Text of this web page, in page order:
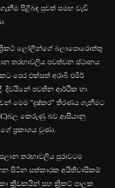
පිළිබඳ පුවත් සමඟ වැඩි
ක්‍රිකට් ලෝලීන්ගේ බලාපොරොත්තු
තරඟාවලිය පවත්වන ස්ථානය
පෙර එක්සත් අරාබි එමීර්
දිවයිනේ පවතින ආර්ථික හා
මෙම “දුෂ්කර” තීරණය ගැනීමට
කෙරුණු බව ආසියානු
ප්‍රකාශය වුණා.
තරඟාවලිය පුරාවටම
සිටින සත්කාරක අයිතිවාසිකම්
ක්‍රීඩකයින් සහ ක්‍රිකට් පාලක